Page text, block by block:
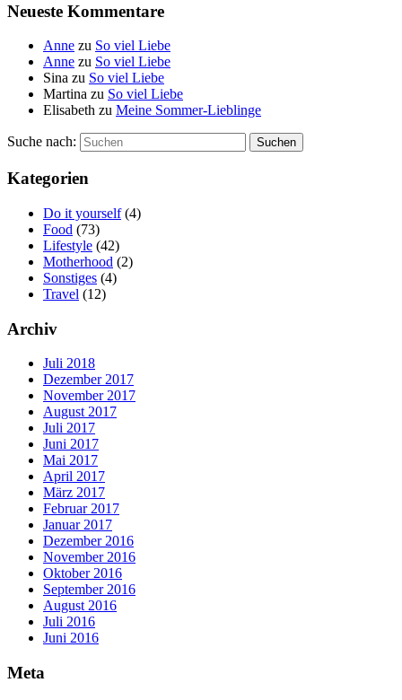
Neueste Kommentare
Anne zu So viel Liebe
Anne zu So viel Liebe
Sina zu So viel Liebe
Martina zu So viel Liebe
Elisabeth zu Meine Sommer-Lieblinge
Suche nach: Suchen
Kategorien
Do it yourself (4)
Food (73)
Lifestyle (42)
Motherhood (2)
Sonstiges (4)
Travel (12)
Archiv
Juli 2018
Dezember 2017
November 2017
August 2017
Juli 2017
Juni 2017
Mai 2017
April 2017
März 2017
Februar 2017
Januar 2017
Dezember 2016
November 2016
Oktober 2016
September 2016
August 2016
Juli 2016
Juni 2016
Meta